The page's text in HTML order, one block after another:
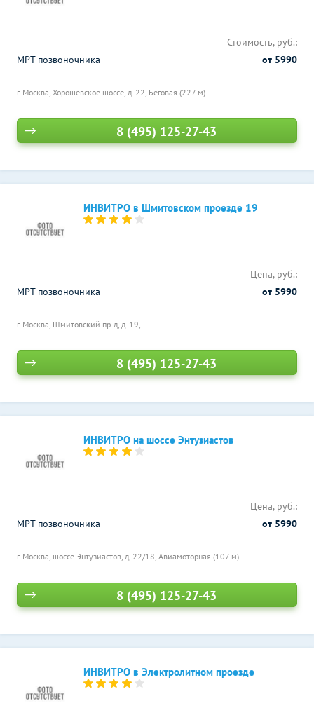
г. Москва, Хорошевское шоссе, д. 22, Беговая (227 м)
Стоимость, руб.:
МРТ позвоночника
от 5990
8 (495) 125-27-43
ИНВИТРО в Шмитовском проезде 19
г. Москва, Шмитовский пр-д, д. 19,
Цена, руб.:
МРТ позвоночника
от 5990
8 (495) 125-27-43
ИНВИТРО на шоссе Энтузиастов
г. Москва, шоссе Энтузиастов, д. 22/18, Авиамоторная (107 м)
Цена, руб.:
МРТ позвоночника
от 5990
8 (495) 125-27-43
ИНВИТРО в Электролитном проезде